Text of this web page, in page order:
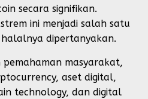
secara signifikan.
ini menjadi salah satu
dipertanyakan.
pemahaman masyarakat,
aset digital,
technology, dan digital